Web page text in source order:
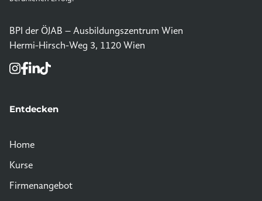
BPI der ÖJAB – Ausbildungszentrum Wien
Hermi-Hirsch-Weg 3, 1120 Wien
Entdecken
Home
Kurse
Firmenangebot